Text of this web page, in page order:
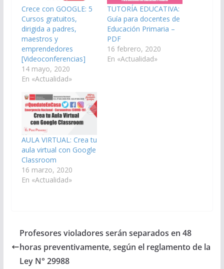
Crece con GOOGLE: 5
Cursos gratuitos,
dirigida a padres,
maestros y
emprendedores
[Videoconferencias]
14 mayo, 2020
En «Actualidad»
TUTORÍA EDUCATIVA:
Guía para docentes de
Educación Primaria –
PDF
16 febrero, 2020
En «Actualidad»
AULA VIRTUAL: Crea tu
aula virtual con Google
Classroom
16 marzo, 2020
En «Actualidad»
Profesores violadores serán separados en 48
horas preventivamente, según el reglamento de la
Ley N° 29988